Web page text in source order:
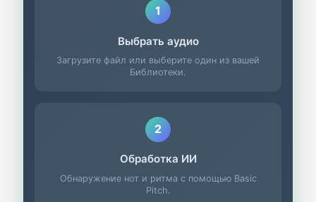
1
Выбрать аудио
Загрузите файл или выберите один из вашей
Библиотеки.
2
Обработка ИИ
Обнаружение нот и ритма с помощью Basic
Pitch.